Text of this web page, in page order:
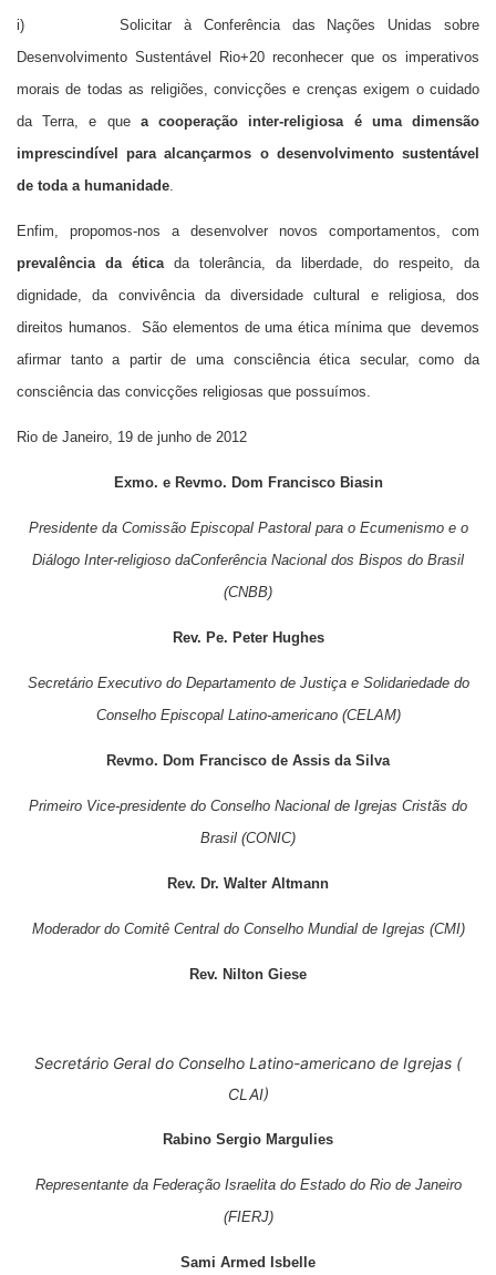
i) Solicitar à Conferência das Nações Unidas sobre
Desenvolvimento Sustentável Rio+20 reconhecer que os imperativos
morais de todas as religiões, convicções e crenças exigem o cuidado
da Terra, e que a cooperação inter-religiosa é uma dimensão
imprescindível para alcançarmos o desenvolvimento sustentável
de toda a humanidade.
Enfim, propomos-nos a desenvolver novos comportamentos, com
prevalência da éticada tolerância, da liberdade, do respeito, da
dignidade, da convivência da diversidade cultural e religiosa, dos
direitos humanos. São elementos de uma ética mínima que devemos
afirmar tanto a partir de uma consciência ética secular, como da
consciência das convicções religiosas que possuímos.
Rio de Janeiro, 19 de junho de 2012
Exmo. e Revmo. Dom Francisco Biasin
Presidente da Comissão Episcopal Pastoral para o Ecumenismo e o
Diálogo Inter-religioso daConferência Nacional dos Bispos do Brasil
(CNBB)
Rev. Pe. Peter Hughes
Secretário Executivo do Departamentode Justiça e Solidariedade do
Conselho Episcopal Latino-americano (CELAM)
Revmo. Dom Francisco de Assis da Silva
Primeiro Vice-presidente do Conselho Nacional de Igrejas Cristãs do
Brasil (CONIC)
Rev. Dr. Walter Altmann
Moderador do Comitê Central do Conselho Mundial de Igrejas (CMI)
Rev. Nilton Giese
Secretário Geral do Conselho Latino-americano de Igrejas (
CLAI)
Rabino Sergio Margulies
Representante da Federação Israelita do Estado do Rio de Janeiro
(FIERJ)
Sami Armed Isbelle